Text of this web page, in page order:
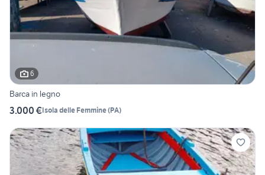
6
Barca in legno
3.000 €Isola delle Femmine(PA)